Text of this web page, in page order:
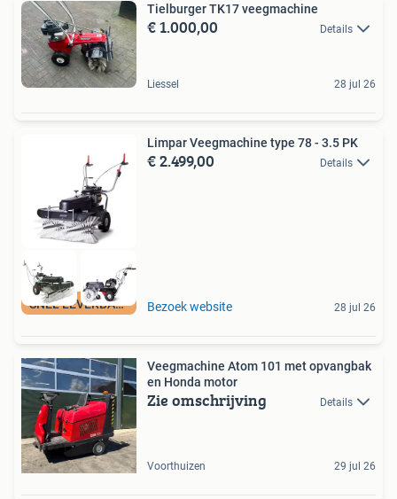
Tielburger TK17 veegmachine
€ 1.000,00 Details
Liessel 28 jul 26
SNEL LEVERBAAR
Limpar Veegmachine type 78 - 3.5 PK
€ 2.499,00 Details
Bezoek website 28 jul 26
Veegmachine Atom 101 met opvangbak
en Honda motor
Zie omschrijving Details
Voorthuizen 29 jul 26